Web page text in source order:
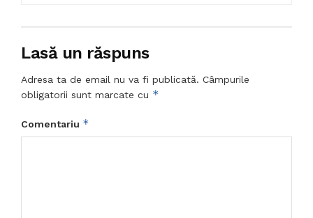
Lasă un răspuns
Adresa ta de email nu va fi publicată. Câmpurile
obligatorii sunt marcate cu *
Comentariu *